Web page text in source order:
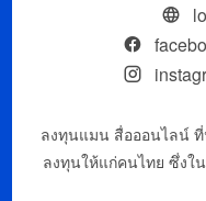
ลงทุนแมน สื่อออนไลน์ ที่
ลงทุนให้แก่คนไทย ซึ่งใ